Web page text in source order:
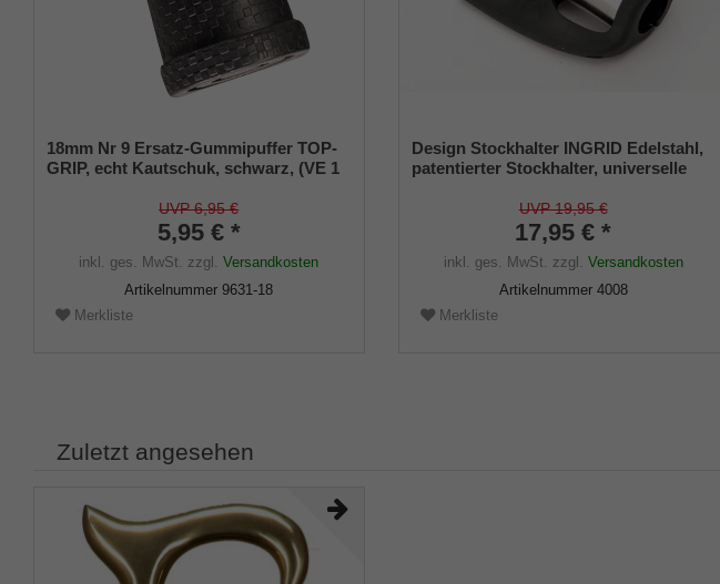
18mm Nr 9 Ersatz-Gummipuffer TOP-
GRIP, echt Kautschuk, schwarz, (VE 1
UVP 6,95 €
5,95 € *
inkl. ges. MwSt. zzgl.Versandkosten
Artikelnummer9631-18
Merkliste
Design Stockhalter INGRID Edelstahl,
patentierter Stockhalter, universelle
UVP 19,95 €
17,95 € *
inkl. ges. MwSt. zzgl. Versandkosten
Artikelnummer 4008
Merkliste
Zuletzt angesehen